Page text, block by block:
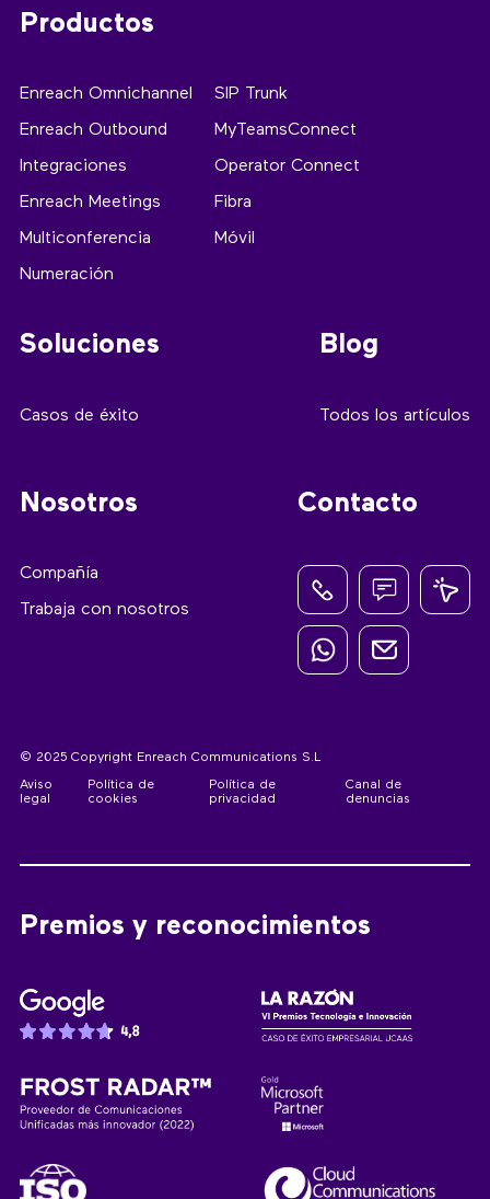
Productos
Enreach Omnichannel
Enreach Outbound
Integraciones
Enreach Meetings
Multiconferencia
Numeración
SIP Trunk
MyTeamsConnect
Operator Connect
Fibra
Móvil
Soluciones
Casos de éxito
Blog
Todos los artículos
Nosotros
Compañía
Trabaja con nosotros
Contacto
© 2025 Copyright Enreach Communications S.L
Aviso
legal
Política de
cookies
Política de
privacidad
Canal de
denuncias
Premios y reconocimientos